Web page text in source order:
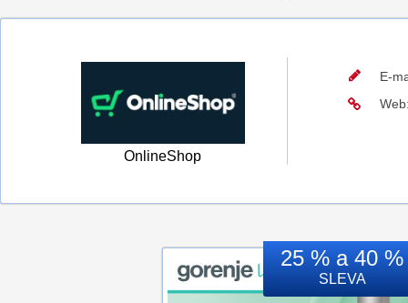
OnlineShop
E-
25 % a 40 %
SLEVA